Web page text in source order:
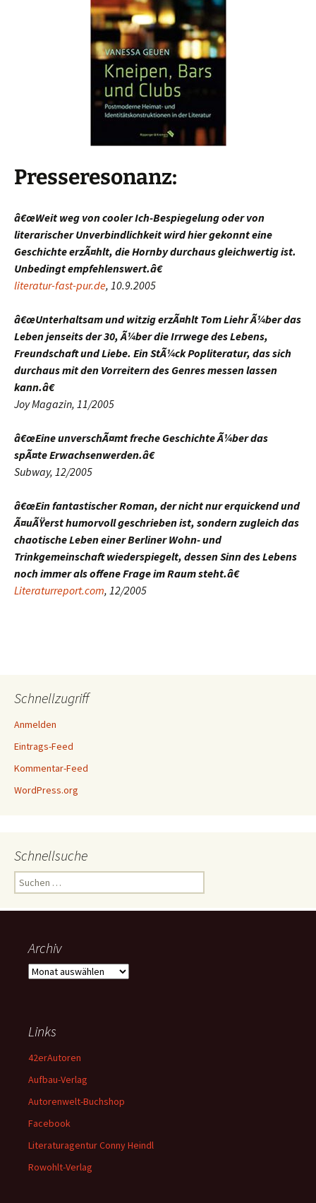
Presseresonanz:
â€œWeit weg von cooler Ich-Bespiegelung oder von
literarischer Unverbindlichkeit wird hier gekonnt eine
Geschichte erzÃ¤hlt, die Hornby durchaus gleichwertig ist.
Unbedingt empfehlenswert.â€
literatur-fast-pur.de, 10.9.2005
â€œUnterhaltsam und witzig erzÃ¤hlt Tom Liehr Ã¼ber das
Leben jenseits der 30, Ã¼ber die Irrwege des Lebens,
Freundschaft und Liebe. Ein StÃ¼ck Popliteratur, das sich
durchaus mit den Vorreitern des Genres messen lassen
kann.â€
Joy Magazin, 11/2005
â€œEine unverschÃ¤mt freche Geschichte Ã¼ber das
spÃ¤te Erwachsenwerden.â€
Subway, 12/2005
â€œEin fantastischer Roman, der nicht nur erquickend und
Ã¤uÃŸerst humorvoll geschrieben ist, sondern zugleich das
chaotische Leben einer Berliner Wohn- und
Trinkgemeinschaft wiederspiegelt, dessen Sinn des Lebens
noch immer als offene Frage im Raum steht.â€
Literaturreport.com, 12/2005
Schnellzugriff
Anmelden
Eintrags-Feed
Kommentar-Feed
WordPress.org
Schnellsuche
Suchen
nach:
Archiv
Archiv
Links
42erAutoren
Aufbau-Verlag
Autorenwelt-Buchshop
Facebook
Literaturagentur Conny Heindl
Rowohlt-Verlag